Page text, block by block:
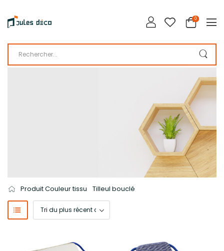
0
Produit Couleur tissu Tilleul bouclé